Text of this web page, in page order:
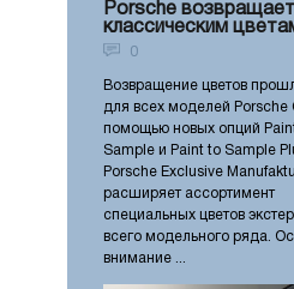
Porsche
классическим
0
Возвращение цветов
для всех моделей Porsche
помощью новых опций
Sample и Paint to Sample
Porsche Exclusive
расширяет ассортимент
специальных цветов
всего модельного ряда.
внимание ...